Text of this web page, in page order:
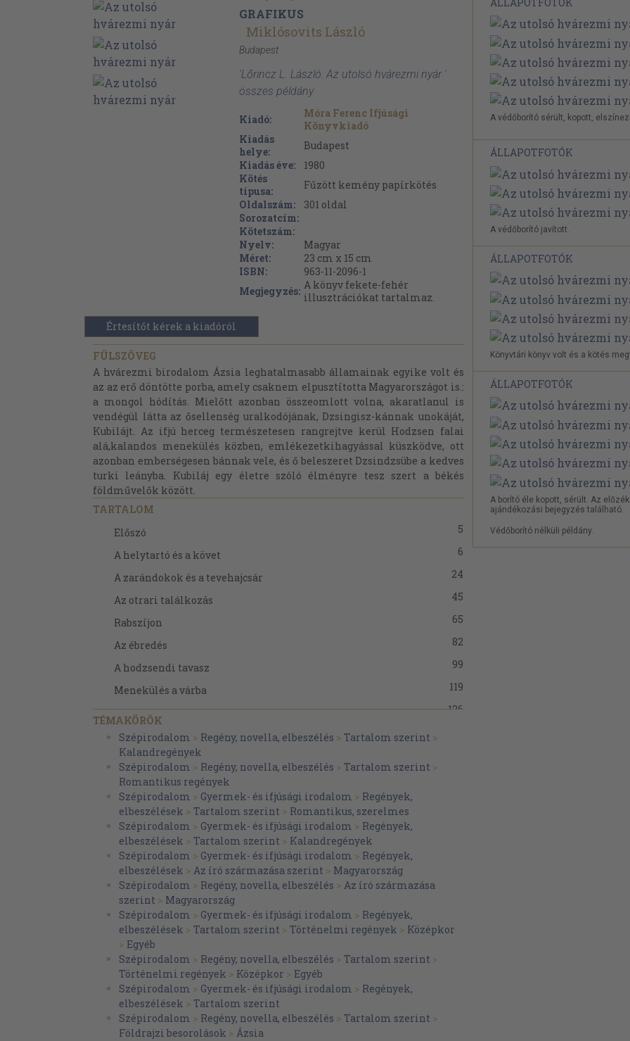
GRAFIKUS
Miklósovits László
Budapest
'Lőrincz L. László: Az utolsó hvárezmi nyár '
összes példány
Kiadó:
Móra Ferenc Ifjúsági
Könyvkiadó
Kiadás
helye:
Budapest
Kiadás éve:
1980
Kötés
típusa:
Fűzött kemény papírkötés
Oldalszám:
301 oldal
Sorozatcím:
Kötetszám:
Nyelv:
Magyar
Méret:
23 cm x 15 cm
ISBN:
963-11-2096-1
Megjegyzés: A könyv fekete-fehér
illusztrációkat tartalmaz.
Értesítőt kérek a kiadóról
FÜLSZÖVEG
A hvárezmi birodalom Ázsia leghatalmasabb államainak egyike volt és
az az erő döntötte porba, amely csaknem elpusztította Magyarországot is.:
a mongol hódítás. Mielőtt azonban összeomlott volna, akaratlanul is
vendégül látta az ősellenség uralkodójának, Dzsingisz-kánnak unokáját,
Kubilájt. Az ifjú herceg természetesen rangrejtve kerül Hodzsen falai
alá,kalandos menekülés közben, emlékezetkihagyással küszködve, ott
azonban emberségesen bánnak vele, és ő beleszeret Dzsindzsübe a kedves
turki leányba. Kubiláj egy életre szóló élményre tesz szert a békés
földművelők között.
TARTALOM
Előszó
5
A helytartó és a követ
6
A zarándokok és a tevehajcsár
24
Az otrari találkozás
45
Rabszíjon
65
Az ébredés
82
A hodzsendi tavasz
99
Menekülés a várba
119
A várban
136
Az ostrom
A kitörés
A sziget
A Szejhun hátán
Gurgandzs felé
A találkozás
A Kazár-tenger szigete
Az utolsó csata
Utószó
TÉMAKÖRÖK
Szépirodalom > Regény, novella, elbeszélés > Tartalom szerint >
Kalandregények
Szépirodalom > Regény, novella, elbeszélés > Tartalom szerint >
Romantikus regények
Szépirodalom > Gyermek- és ifjúsági irodalom > Regények,
elbeszélések > Tartalom szerint > Romantikus, szerelmes
Szépirodalom > Gyermek- és ifjúsági irodalom > Regények,
elbeszélések > Tartalom szerint > Kalandregények
Szépirodalom > Gyermek- és ifjúsági irodalom > Regények,
elbeszélések > Az író származása szerint > Magyarország
Szépirodalom > Regény, novella, elbeszélés > Az író származása
szerint > Magyarország
Szépirodalom > Gyermek- és ifjúsági irodalom > Regények,
elbeszélések > Tartalom szerint > Történelmi regények > Középkor
> Egyéb
Szépirodalom > Regény, novella, elbeszélés > Tartalom szerint >
Történelmi regények > Középkor > Egyéb
Szépirodalom > Gyermek- és ifjúsági irodalom > Regények,
elbeszélések > Tartalom szerint
Szépirodalom > Regény, novella, elbeszélés > Tartalom szerint >
Földrajzi besorolások > Ázsia
A védőborító sérült, kopott,
ÁLLAPOTFOTÓK
A védőborító javított.
ÁLLAPOTFOTÓK
Könyvtári könyv volt és a kötés
ÁLLAPOTFOTÓK
A borító éle kopott, sérült. Az
ajándékozási bejegyzés található.
Védőborító nélküli példány.